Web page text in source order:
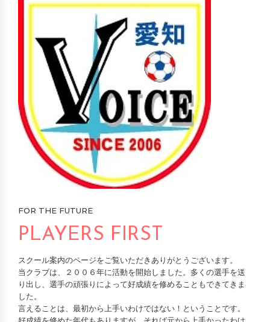
FOR THE FUTURE
PLAYERS FIRST
スクール案内のページをご覧いただきありがとうございます。
当クラブは、２００６年に活動を開始しました。多くの選手を送
り出し、選手の頑張りによって好成績を修めることもできてきま
した。
言えることは、最初から上手いわけではない！ということです。
好成績を修めた年代もありますが、それば元から上手かったわけ